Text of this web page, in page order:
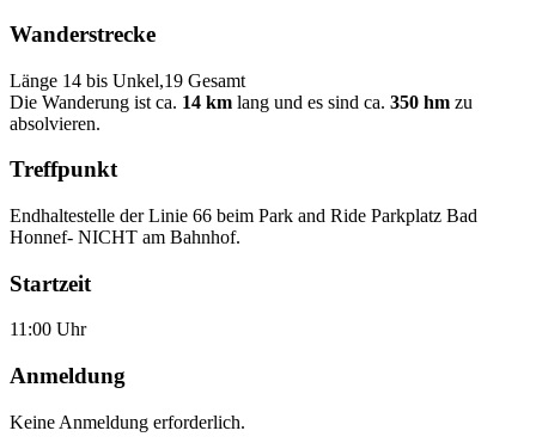
Wanderstrecke
Länge 14 bis Unkel,19 Gesamt
Die Wanderung ist ca. 14 km lang und es sind ca. 350 hm zu
absolvieren.
Treffpunkt
Endhaltestelle der Linie 66 beim Park and Ride Parkplatz Bad
Honnef- NICHT am Bahnhof.
Startzeit
11:00 Uhr
Anmeldung
Keine Anmeldung erforderlich.